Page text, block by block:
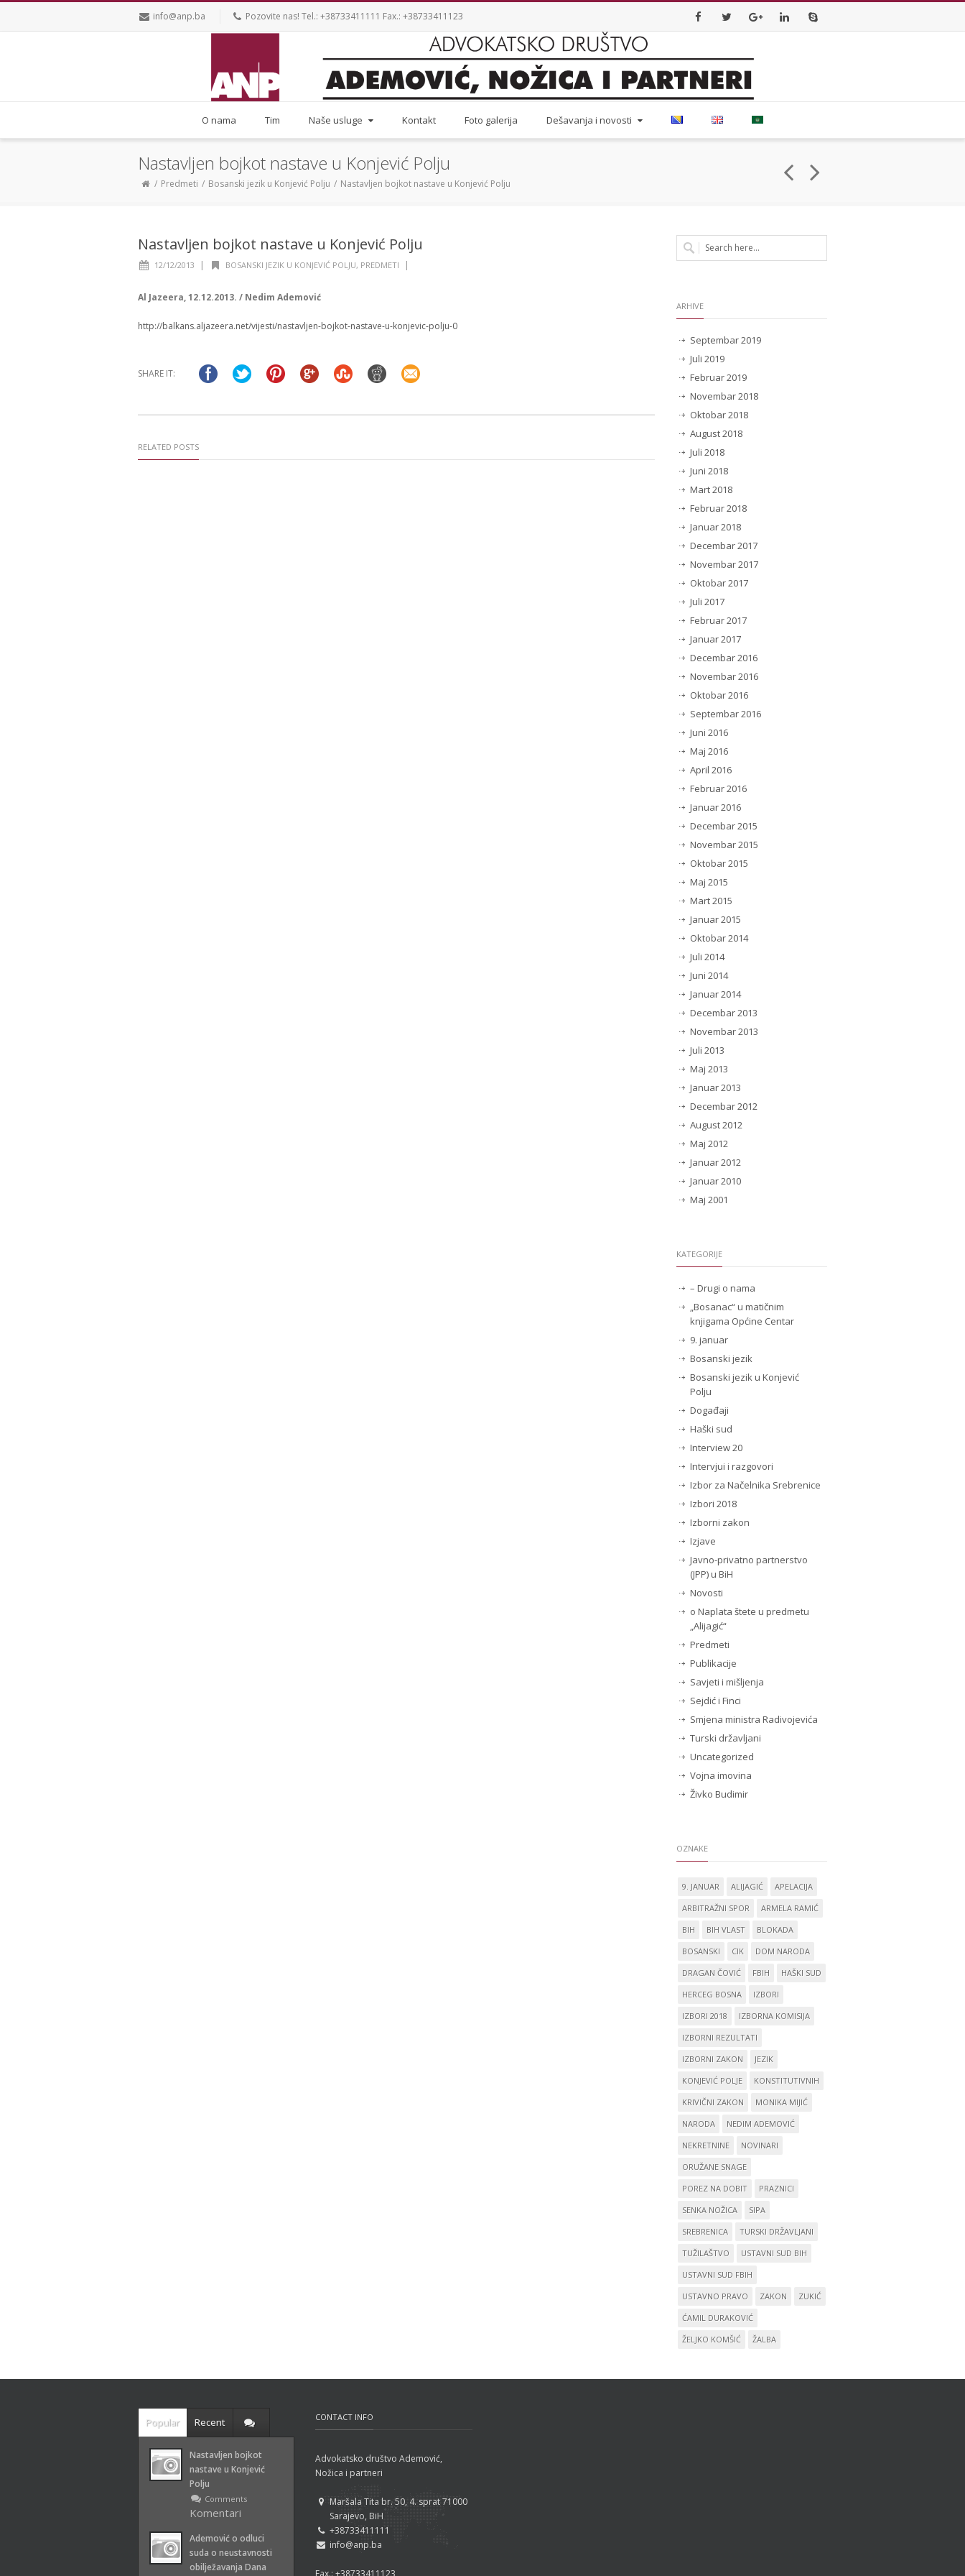
info@anp.ba Pozovite nas! Tel.: +38733411111 Fax.: +38733411123
O nama Tim Naše usluge Kontakt Foto galerija Dešavanja i novosti
Nastavljen bojkot nastave u Konjević Polju
Predmeti Bosanski jezik u Konjević Polju Nastavljen bojkot nastave u Konjević Polju
Nastavljen bojkot nastave u Konjević Polju
12/12/2013 | BOSANSKI JEZIK U KONJEVIĆ POLJU, PREDMETI |
Al Jazeera, 12.12.2013. / Nedim Ademović
http://balkans.aljazeera.net/vijesti/nastavljen-bojkot-nastave-u-konjevic-polju-0
SHARE IT:
RELATED POSTS
ARHIVE
Septembar 2019
Juli 2019
Februar 2019
Novembar 2018
Oktobar 2018
August 2018
Juli 2018
Juni 2018
Mart 2018
Februar 2018
Januar 2018
Decembar 2017
Novembar 2017
Oktobar 2017
Juli 2017
Februar 2017
Januar 2017
Decembar 2016
Novembar 2016
Oktobar 2016
Septembar 2016
Juni 2016
Maj 2016
April 2016
Februar 2016
Januar 2016
Decembar 2015
Novembar 2015
Oktobar 2015
Maj 2015
Mart 2015
Januar 2015
Oktobar 2014
Juli 2014
Juni 2014
Januar 2014
Decembar 2013
Novembar 2013
Juli 2013
Maj 2013
Januar 2013
Decembar 2012
August 2012
Maj 2012
Januar 2012
Januar 2010
Maj 2001
KATEGORIJE
– Drugi o nama
„Bosanac“ u matičnim
knjigama Općine Centar
9. januar
Bosanski jezik
Bosanski jezik u Konjević
Polju
Događaji
Haški sud
Interview 20
Intervjui i razgovori
Izbor za Načelnika Srebrenice
Izbori 2018
Izborni zakon
Izjave
Javno-privatno partnerstvo
(JPP) u BiH
Novosti
o Naplata štete u predmetu
„Alijagić“
Predmeti
Publikacije
Savjeti i mišljenja
Sejdić i Finci
Smjena ministra Radivojevića
Turski državljani
Uncategorized
Vojna imovina
Živko Budimir
OZNAKE
9. JANUAR ALIJAGIĆ
APELACIJA
ARBITRAŽNI SPOR
ARMELA RAMIĆ
BIH
BIH VLAST
BLOKADA
BOSANSKI
CIK
DOM NARODA
DRAGAN ČOVIĆ
FBIH
HAŠKI SUD
HERCEG BOSNA
IZBORI
IZBORI 2018
IZBORNA KOMISIJA
IZBORNI REZULTATI
IZBORNI ZAKON
JEZIK
KONJEVIĆ POLJE
KONSTITUTIVNIH
KRIVIČNI ZAKON
MONIKA MIJIĆ
NARODA
NEDIM ADEMOVIĆ
NEKRETNINE
NOVINARI
ORUŽANE SNAGE
POREZ NA DOBIT
PRAZNICI
SENKA NOŽICA
SIPA
SREBRENICA
TURSKI DRŽAVLJANI
TUŽILAŠTVO
USTAVNI SUD BIH
USTAVNI SUD FBIH
USTAVNO PRAVO
ZAKON
ZUKIĆ
ĆAMIL DURAKOVIĆ
ŽELJKO KOMŠIĆ
ŽALBA
Popular Recent
Nastavljen bojkot
nastave u Konjević
Polju
Komentari
za Nastavljen
bojkot nastave u
Konjević Polju
Comments
Ademović o odluci
suda o neustavnosti
obilježavanja Dana
CONTACT INFO
Advokatsko društvo Ademović,
Nožica i partneri
Maršala Tita br. 50, 4. sprat 71000
Sarajevo, BiH
+38733411111
info@anp.ba
Fax.: +38733411123